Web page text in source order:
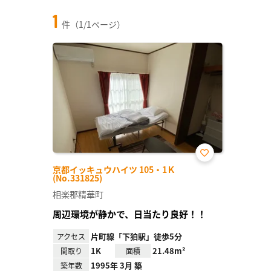
1 件（1/1ページ）
京都イッキュウハイツ 105・1Ｋ
(No.331825)
お気
相楽郡精華町
周辺環境が静かで、日当たり良好！！
アクセス 片町線「下狛駅」徒歩5分
間取り 1K 面積 21.48m²
築年数 1995年 3月 築